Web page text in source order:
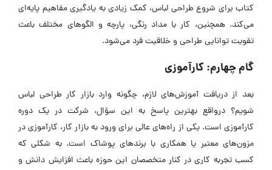
کتاب برای شروع طراحی لباس، کمک زیادی به یادگیری مفاهیم پایه‌ای
می‌کند. همچنین، کار با مداد رنگی، پارچه و الگوهای مختلف باعث
تقویت توانایی طراحی و خلاقیت فرد می‌شود.
گام چهارم: کارآموزی
بعد از دریافت آموزش‌های لازم، چگونه وارد بازار کار طراحی لباس
شویم؟ درواقع بهترین پاسخ به این سؤال، شرکت در یک دوره
کارآموزی است. یکی از راه‌های عالی برای ورود به بازار کار، کارآموزی در
مزون‌های معتبر یا همکاری با برندهای پوشاک است. به شکلی که
کسب تجربه کاری در کنار متخصصان این حوزه باعث افزایش دانش و